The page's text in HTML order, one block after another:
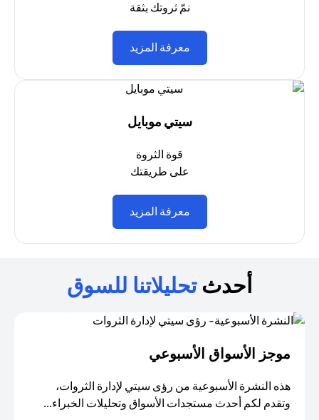
نمّ ثروتك بثقة
معرفة المزيد
سيتي موبايل
قوة الثروة
على طريقتك
معرفة المزيد
أحدثتحليلاتنا للسوق
موجز الأسواق الأسبوعي
هذه النشرة الأسبوعية من رؤى سيتي لإدارة الثروات،
وتقدم لكم أحدث مستجدات الأسواق وتحليلات الخبراء...